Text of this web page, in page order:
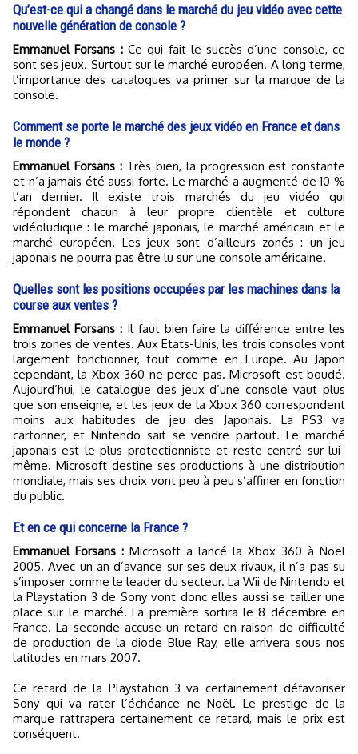
Qu’est-ce qui a changé dans le marché du jeu vidéo avec cette
nouvelle génération de console ?
Emmanuel Forsans :Ce qui fait le succès d’une console, ce
sont ses jeux. Surtout sur le marché européen. A long terme,
l’importance des catalogues va primer sur la marque de la
console.
Comment se porte le marché des jeux vidéo en France et dans
le monde ?
Emmanuel Forsans :Très bien, la progression est constante
et n’a jamais été aussi forte. Le marché a augmenté de 10 %
l’an dernier. Il existe trois marchés du jeu vidéo qui
répondent chacun à leur propre clientèle et culture
vidéoludique : le marché japonais, le marché américain et le
marché européen. Les jeux sont d’ailleurs zonés : un jeu
japonais ne pourra pas être lu sur une console américaine.
Quelles sont les positions occupées par les machines dans la
course aux ventes ?
Emmanuel Forsans :Il faut bien faire la différence entre les
trois zones de ventes. Aux Etats-Unis, les trois consoles vont
largement fonctionner, tout comme en Europe. Au Japon
cependant, la Xbox 360 ne perce pas. Microsoft est boudé.
Aujourd’hui, le catalogue des jeux d’une console vaut plus
que son enseigne, et les jeux de la Xbox 360 correspondent
moins aux habitudes de jeu des Japonais. La PS3 va
cartonner, et Nintendo sait se vendre partout. Le marché
japonais est le plus protectionniste et reste centré sur lui-
même. Microsoft destine ses productions à une distribution
mondiale, mais ses choix vont peu à peu s’affiner en fonction
du public.
Et en ce qui concerne la France ?
Emmanuel Forsans : Microsoft a lancé la Xbox 360 à Noël
2005. Avec un an d’avance sur ses deux rivaux, il n’a pas su
s’imposer comme le leader du secteur. La Wii de Nintendo et
la Playstation 3 de Sony vont donc elles aussi se tailler une
place sur le marché. La première sortira le 8 décembre en
France. La seconde accuse un retard en raison de difficulté
de production de la diode Blue Ray, elle arrivera sous nos
latitudes en mars 2007.
Ce retard de la Playstation 3 va certainement défavoriser
Sony qui va rater l’échéance ne Noël. Le prestige de la
marque rattrapera certainement ce retard, mais le prix est
conséquent.